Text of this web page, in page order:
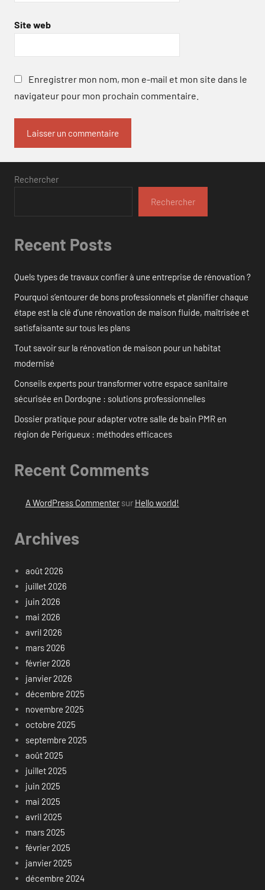
Site web
Enregistrer mon nom, mon e-mail et mon site dans le
navigateur pour mon prochain commentaire.
Rechercher
Rechercher
Recent Posts
Quels types de travaux confier à une entreprise de rénovation ?
Pourquoi s’entourer de bons professionnels et planifier chaque
étape est la clé d’une rénovation de maison fluide, maîtrisée et
satisfaisante sur tous les plans
Tout savoir sur la rénovation de maison pour un habitat
modernisé
Conseils experts pour transformer votre espace sanitaire
sécurisée en Dordogne : solutions professionnelles
Dossier pratique pour adapter votre salle de bain PMR en
région de Périgueux : méthodes efficaces
Recent Comments
A WordPress Commentersur Hello world!
Archives
août 2026
juillet 2026
juin 2026
mai 2026
avril 2026
mars 2026
février 2026
janvier 2026
décembre 2025
novembre 2025
octobre 2025
septembre 2025
août 2025
juillet 2025
juin 2025
mai 2025
avril 2025
mars 2025
février 2025
janvier 2025
décembre 2024